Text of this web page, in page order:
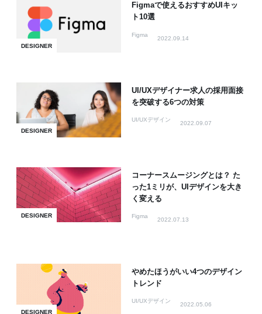
DESIGNER
Figmaで使えるおすすめUIキッ
ト10選
Figma
2022.09.14
DESIGNER
UI/UXデザイナー求人の採用面接
を突破する6つの対策
UI/UXデザイン
2022.09.07
DESIGNER
コーナースムージングとは？ た
った1ミリが、UIデザインを大き
く変える
Figma
2022.07.13
DESIGNER
やめたほうがいい4つのデザイン
トレンド
UI/UXデザイン
2022.05.06